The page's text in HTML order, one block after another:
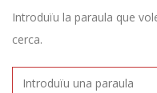
Introduïu la paraula que
cerca.